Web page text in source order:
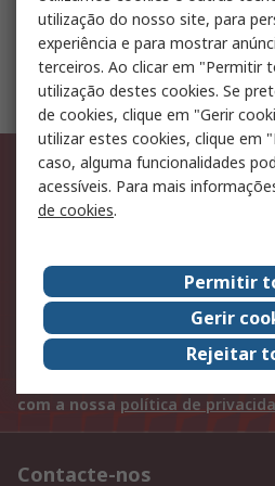
Automatización y Control
Mantenha-se a
novidades e
A informação pessoal que nos
com a nossa política de
Contacte-nos
utilização do nosso site, para
experiência e para mostrar
terceiros. Ao clicar em "Permitir
utilização destes cookies. Se
de cookies, clique em "Gerir
utilizar estes cookies, clique em
caso, alguma funcionalidades
acessíveis. Para mais
de cookies.
Permitir
Gerir
Rejeitar